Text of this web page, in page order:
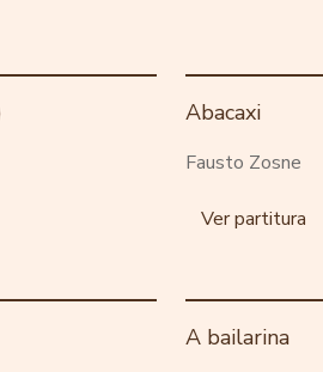
Abacaxi
Fausto Zosne
Ver partitura
A bailarina